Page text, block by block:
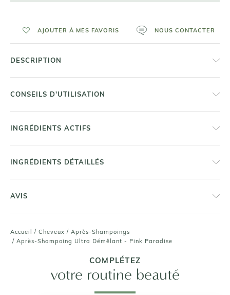
Accueil / Cheveux / Après-Shampoings
/ Après-Shampoing Ultra Démêlant - Pink Paradise
AJOUTER À MES FAVORIS NOUS CONTACTER
DESCRIPTION
CONSEILS D'UTILISATION
INGRÉDIENTS ACTIFS
INGRÉDIENTS DÉTAILLÉS
AVIS
COMPLÉTEZ
votre routine beauté